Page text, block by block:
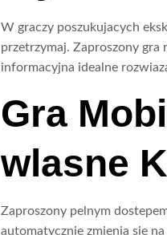
W graczy poszukujacych
przetrzymaj. Zaproszony gra
informacyjna idealne
Gra
wlasne
Zaproszony pelnym
automatycznie zmienia sie